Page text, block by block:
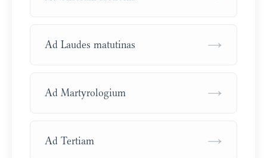
Ad Laudes matutinas →
Ad Martyrologium →
Ad Tertiam →